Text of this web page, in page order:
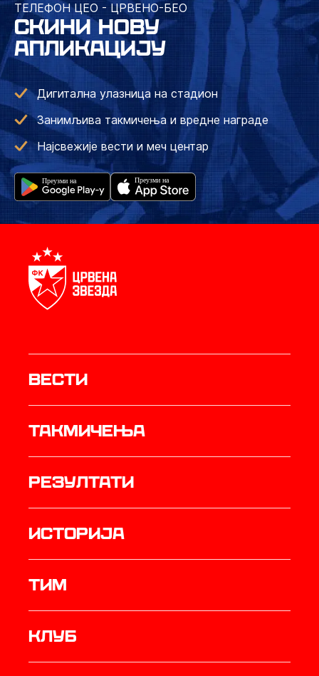
ТЕЛЕФОН ЦЕО - ЦРВЕНО-БЕО
СКИНИ НОВУ
АПЛИКАЦИЈУ
Дигитална улазница на стадион
Занимљива такмичења и вредне награде
Најсвежије вести и меч центар
Вести
Такмичења
резултати
историја
ТИМ
Клуб